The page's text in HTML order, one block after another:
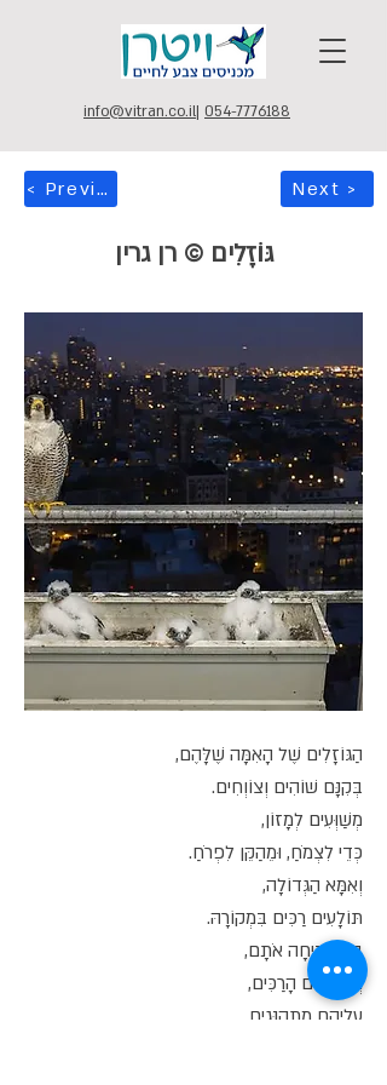
info@vitran.co.il| 054-7776188
< Previous Next >
גּוֹזָלִים © רן גרין
הַגּוֹזָלִים שֶׁל הָאִמָּה שֶׁלָּהֶם,
בְּקִנָּם שׁוֹהִים וְצוֹוְחִים.
מְשַׁוְּעִים לְמָזוֹן,
כְּדֵי לִצְמֹחַ, וּמֵהַקֵּן לִפְרֹחַ.
וְאִמָּא הַגְּדוֹלָה,
תּוֹלָעִים רַכִּים בִּמְקוֹרָהּ.
בַּקֵּן מַנִּיחָה אֹתָם,
וְהַגּוֹזְלִים הָרַכִּים,
עֲלֵיהֶם מִתְהַנְּגִים.